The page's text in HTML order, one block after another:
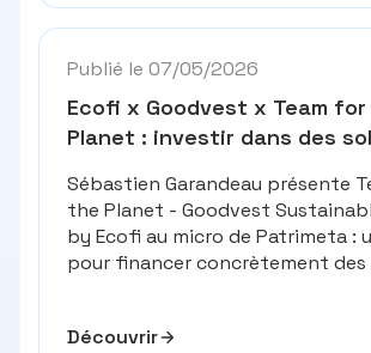
Publié le 07/05/2026
Ecofi x Goodvest x Team
Planet : investir dans des
Sébastien Garandeau présente
the Planet - Goodvest
by Ecofi au micro de Patrimeta :
pour financer concrètement
engagés
Découvrir